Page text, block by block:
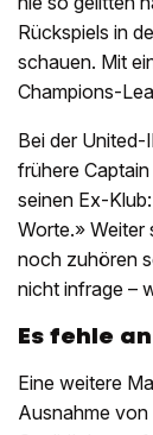
Rückspiels in
schauen. Mit
Champions-
Bei der
frühere
seinen Ex-
Worte.» Weiter
noch zuhören
nicht infrage –
Es fehle
Eine weitere
Ausnahme von